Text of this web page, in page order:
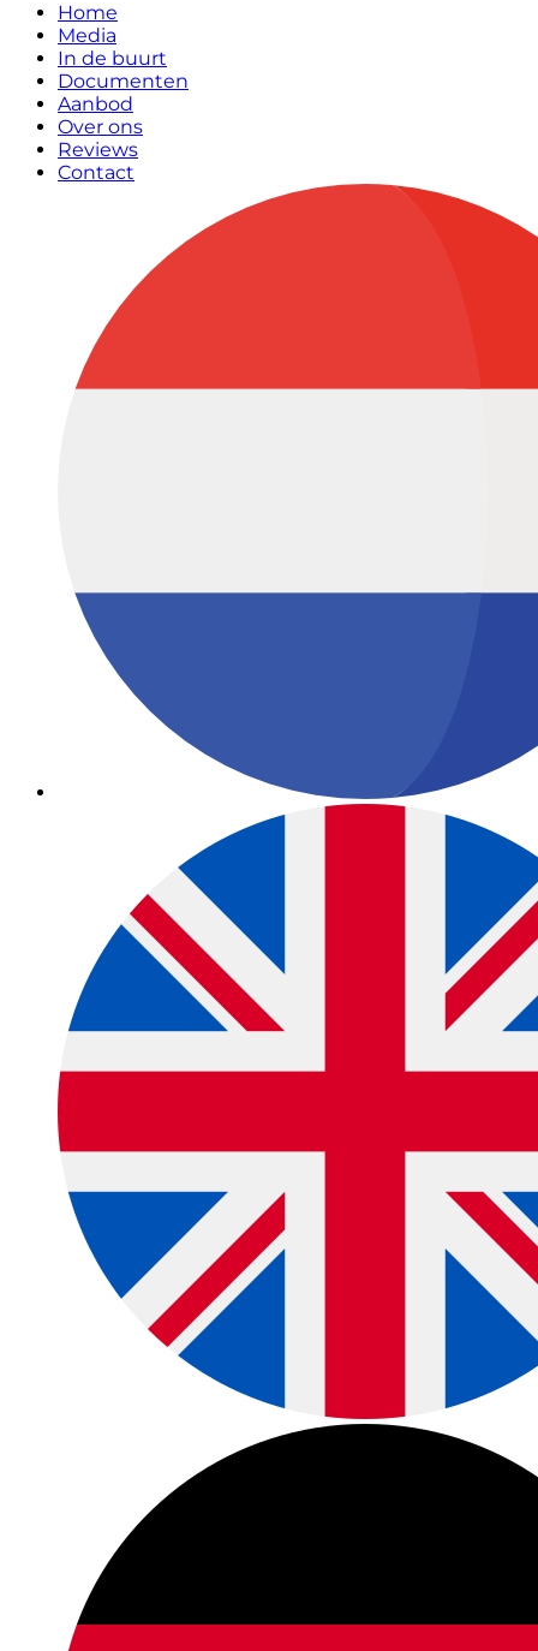
Home
Media
In de buurt
Documenten
Aanbod
Over ons
Reviews
Contact